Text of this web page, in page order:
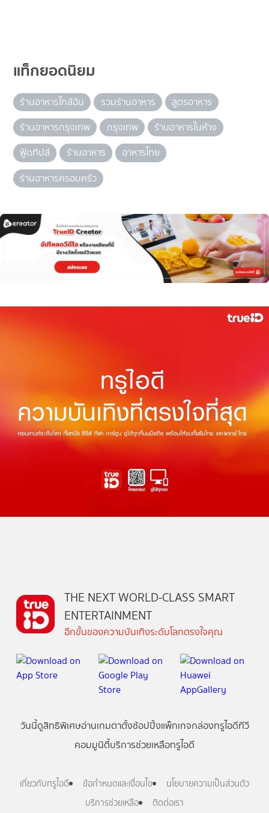
แท็กยอดนิยม
ร้านอาหารใกล้ฉัน รวมร้านอาหาร
สูตรอาหาร
ร้านอาหารกรุงเทพ
กรุงเทพ
ร้านอาหารในห้าง
ฟู้ดทิปส์
ร้านอาหาร
อาหารไทย
ร้านอาหารครอบครัว
THE NEXT WORLD-CLASS SMART
ENTERTAINMENT
อีกขั้นของความบันเทิงระดับโลกตรงใจคุณ
วันนี้ดูสิทธิพิเศษอ่านเกมตาตั้งช้อปปิ้งแพ็กเกจกล่องทรูไอดีทีวี
คอมมูนิตี้บริการช่วยเหลือทรูไอดี
เกี่ยวกับทรูไอดี ข้อกำหนดและเงื่อนไข
นโยบายความเป็นส่วนตัว
บริการช่วยเหลือ
ติดต่อเรา